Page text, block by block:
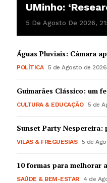
UMinho:
5 De Agosto De 2026,
Águas Pluviais: Câmara
POLÍTICA 5 de Agosto de
Guimarães Clássico: um
CULTURA & EDUCAÇÃO 5 de
Sunset Party Nespereira:
VILAS & FREGUESIAS 5 de
10 formas para melhorar
SAÚDE & BEM-ESTAR 4 de